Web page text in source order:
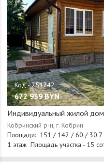
672 939 BYN
Индивидуальный жилой дом